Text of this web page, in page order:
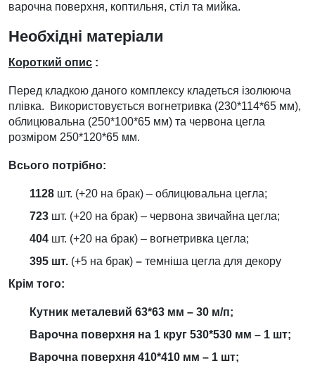
варочна поверхня, коптильня, стіл та мийка.
Необхідні матеріали
Короткий опис :
Перед кладкою даного комплексу кладеться ізолююча
плівка. Використовується вогнетривка (230*114*65 мм),
облицювальна (250*100*65 мм) та червона цегла
розміром 250*120*65 мм.
Всього потрібно:
1128 шт. (+20 на брак) – облицювальна цегла;
723 шт. (+20 на брак) – червона звичайна цегла;
404 шт. (+20 на брак) – вогнетривка цегла;
395 шт. (+5 на брак) – темніша цегла для декору
Крім того:
Кутник металевий 63*63 мм – 30 м/п;
Варочна поверхня на 1 круг 530*530 мм – 1 шт;
Варочна поверхня 410*410 мм – 1 шт;